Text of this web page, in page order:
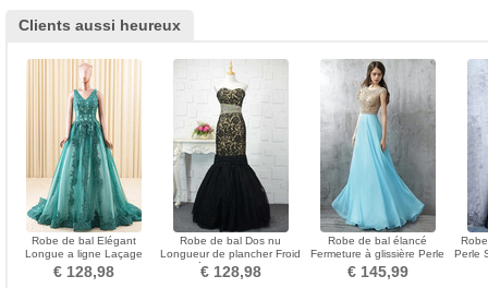
Clients aussi heureux
Robe de bal Elégant
Longue a ligne Laçage
Tulle Mariage Hiver
€ 128,98
Robe de bal Dos nu
Longueur de plancher Froid
Sirène Taille chute
€ 128,98
Robe de bal élancé
Fermeture à glissière Perle
Naturel taille
€ 145,99
Perle